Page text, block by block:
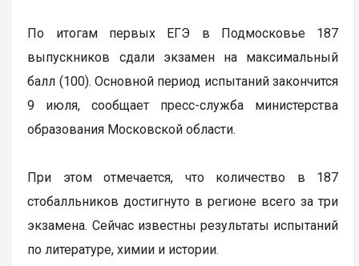
По итогам первых ЕГЭ в Подмосковье 187
выпускников сдали экзамен на максимальный
балл (100). Основной период испытаний закончится
9 июля, сообщает пресс-служба министерства
образования Московской области.
При этом отмечается, что количество в 187
стобалльников достигнуто в регионе всего за три
экзамена. Сейчас известны результаты испытаний
по литературе, химии и истории.